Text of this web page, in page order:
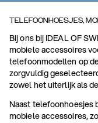
TELEFOONHOESJES,
Bij ons bij IDEAL OF
mobiele accessoires
telefoonmodellen op
zorgvuldig
zowel het uiterlijk als
Naast telefoonhoesjes
mobiele accessoires,